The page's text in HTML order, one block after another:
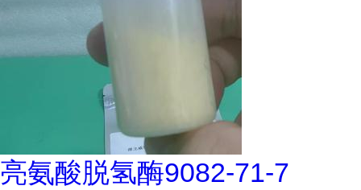
亮氨酸脱氢酶9082-71-7